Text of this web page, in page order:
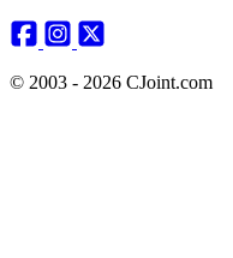
© 2003 - 2026 CJoint.com